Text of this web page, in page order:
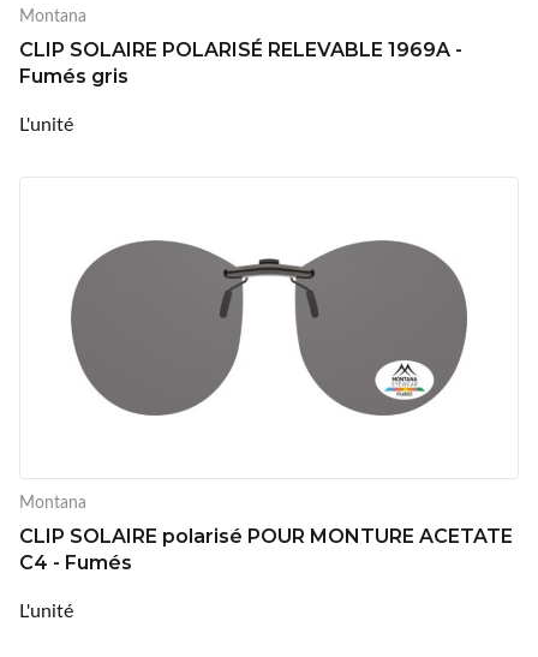
Montana
CLIP SOLAIRE POLARISÉ RELEVABLE 1969A -
Fumés gris
L'unité
Montana
CLIP SOLAIRE polarisé POUR MONTURE ACETATE
C4 - Fumés
L'unité